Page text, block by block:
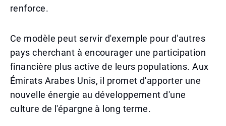
renforce.
Ce modèle peut servir d'exemple pour d'autres
pays cherchant à encourager une participation
financière plus active de leurs populations. Aux
Émirats Arabes Unis, il promet d'apporter une
nouvelle énergie au développement d'une
culture de l'épargne à long terme.